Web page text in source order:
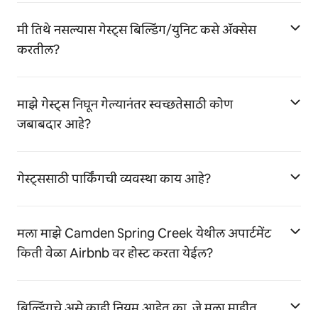
मी तिथे नसल्यास गेस्ट्स बिल्डिंग/युनिट कसे ॲक्सेस
करतील?
माझे गेस्ट्स निघून गेल्यानंतर स्वच्छतेसाठी कोण
जबाबदार आहे?
गेस्ट्ससाठी पार्किंगची व्यवस्था काय आहे?
मला माझे Camden Spring Creek येथील अपार्टमेंट
किती वेळा Airbnb वर होस्ट करता येईल?